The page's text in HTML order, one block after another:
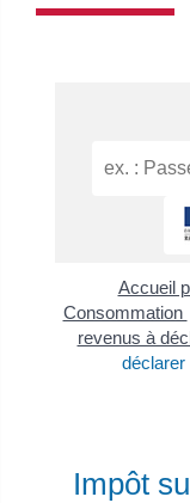
Accueil
Consommation
revenus à
déclarer
Impôt